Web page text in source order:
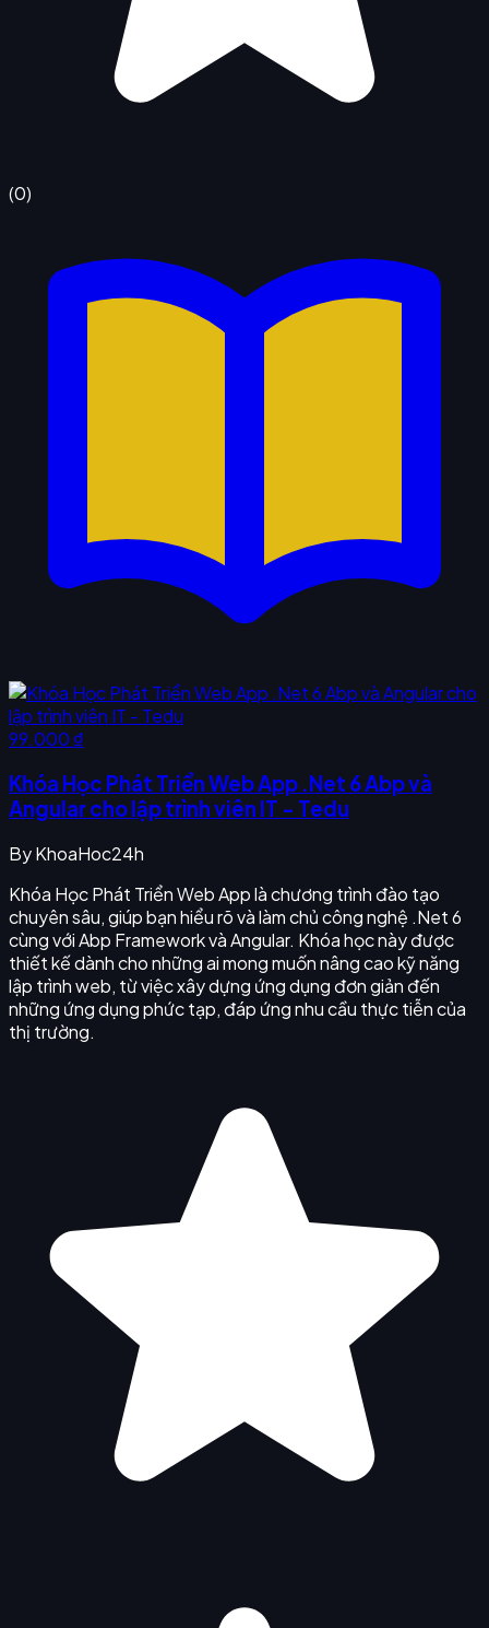
(0)
99.000 ₫
Khóa Học Phát Triển Web App .Net 6 Abp và
Angular cho lập trình viên IT - Tedu
ByKhoaHoc24h
Khóa Học Phát Triển Web App là chương trình đào tạo
chuyên sâu, giúp bạn hiểu rõ và làm chủ công nghệ .Net 6
cùng với Abp Framework và Angular. Khóa học này được
thiết kế dành cho những ai mong muốn nâng cao kỹ năng
lập trình web, từ việc xây dựng ứng dụng đơn giản đến
những ứng dụng phức tạp, đáp ứng nhu cầu thực tiễn của
thị trường.